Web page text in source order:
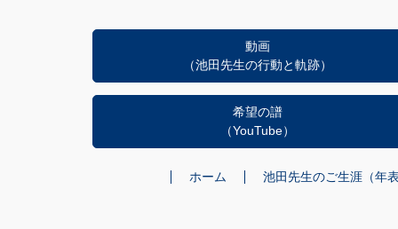
動画
（池田先生の行動と軌跡）
希望の譜
（YouTube）
ホーム 池田先生のご生涯（年